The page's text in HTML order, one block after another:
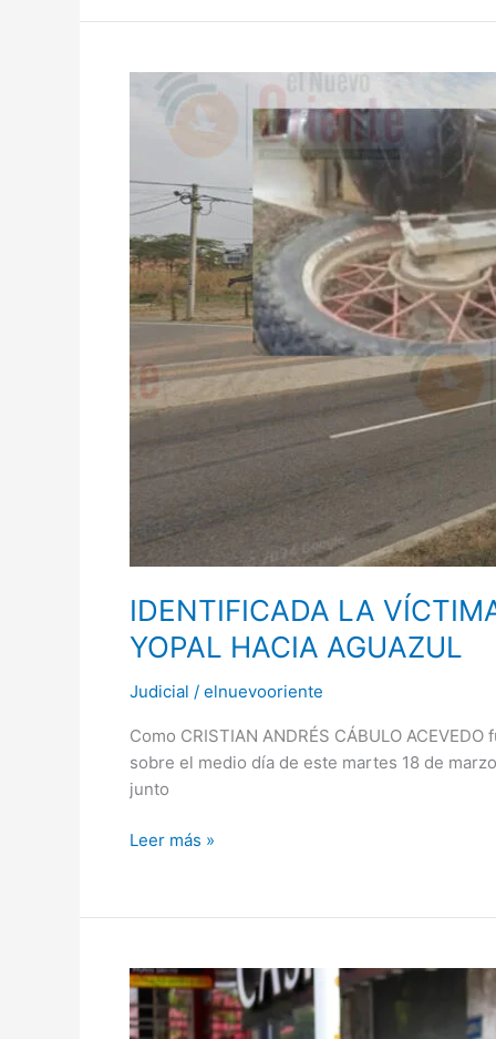
IDENTIFICADA LA
YOPAL HACIA AGUAZUL
Judicial / elnuevooriente
Como CRISTIAN ANDRÉS CÁBULO
sobre el medio día de este martes 18 de
junto
IDENTIFICADA
VÍCTIMA
MORTAL
ACCIDENTE
DE
ESTE
MEDIO
DÍA
EN
LA
VÍA
HACIA
AGUAZUL
Leer más »
Hijo
de
un